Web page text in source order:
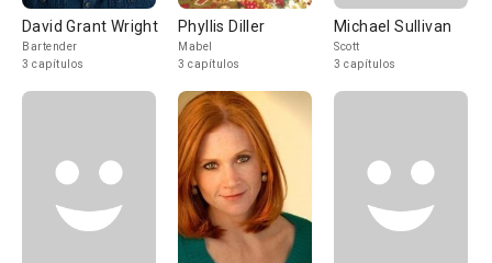
David Grant Wright
Bartender
3 capítulos
Phyllis Diller
Mabel
3 capítulos
Michael Sullivan
Scott
3 capítulos